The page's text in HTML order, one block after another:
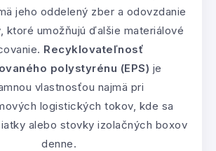
jeho oddelený zber a odovzdanie
ktoré umožňujú ďalšie materiálové
Recyklovateľnosť
polystyrénu (EPS) je
vlastnosťou najmä pri
logistických tokov, kde sa
alebo stovky izolačných boxov
denne.